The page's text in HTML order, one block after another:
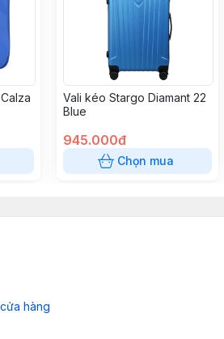
Vali kéo Stargo Diamant 22
Blue
945.000đ
Chọn mua
cửa hàng